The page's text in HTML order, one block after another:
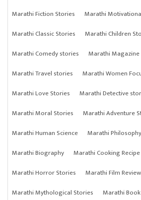
Marathi Fiction Stories
Marathi
Marathi Classic Stories
Marathi Children
Marathi Comedy stories
Marathi Magazine
Marathi Travel stories
Marathi Women
Marathi Love Stories
Marathi Detective
Marathi Moral Stories
Marathi Adventure
Marathi Human Science
Marathi Philosophy
Marathi Biography
Marathi Cooking Recipe
Marathi Horror Stories
Marathi Film
Marathi Mythological Stories
Marathi